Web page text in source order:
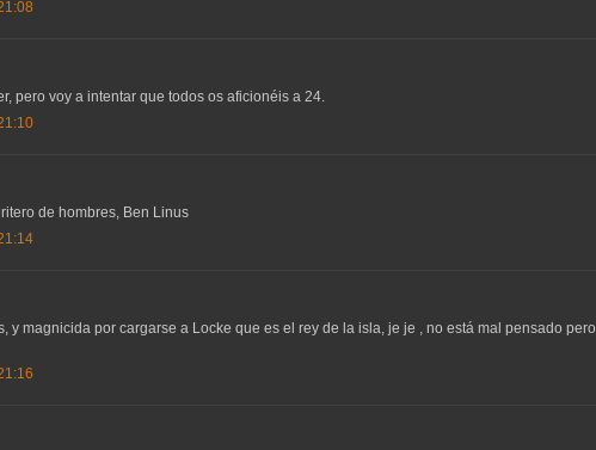
pero voy a intentar que todos os aficionéis a 24.
de hombres, Ben Linus
y magnicida por cargarse a Locke que es el rey de la isla, je je , no está mal pensado pero